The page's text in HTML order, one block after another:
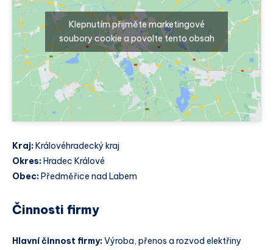
Klepnutím přijměte marketingové
soubory cookie a povolte tento obsah
Kraj: Královéhradecký kraj
Okres: Hradec Králové
Obec: Předměřice nad Labem
Činnosti firmy
Hlavní činnost firmy:Výroba, přenos a rozvod elektřiny